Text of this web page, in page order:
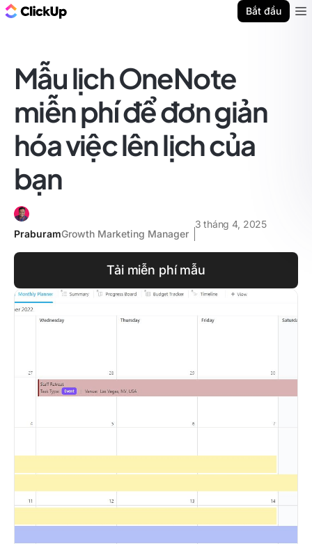
Bắt đầu
Mẫu lịch OneNote
miễn phí để đơn giản
hóa việc lên lịch của
bạn
PraburamGrowth Marketing Manager
3 tháng 4, 2025
Tải miễn phí mẫu